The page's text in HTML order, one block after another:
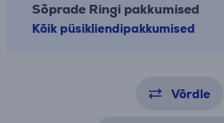
Sõprade Ringi pakkumised
Kõik püsikliendipakkumised
Võrdle